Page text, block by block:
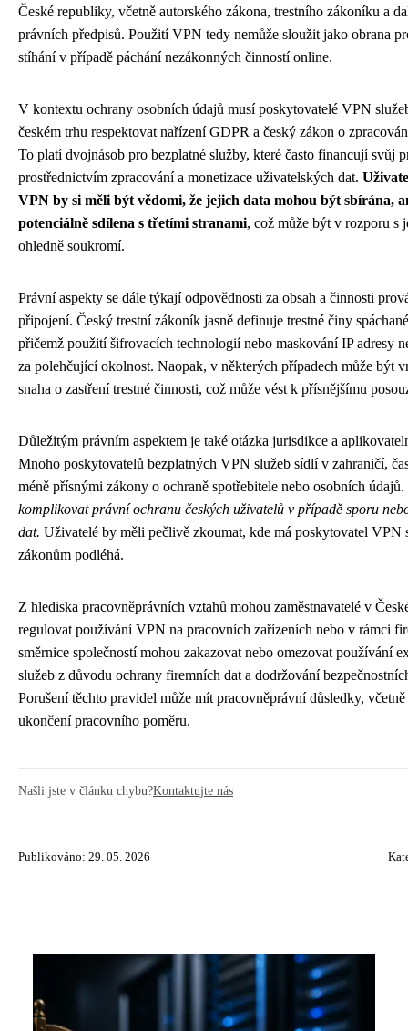
České republiky, včetně autorského zákona, trestního zákoníku a
právních předpisů. Použití VPN tedy nemůže sloužit jako obrana
stíhání v případě páchání nezákonných činností online.
V kontextu ochrany osobních údajů musí poskytovatelé VPN
českém trhu respektovat nařízení GDPR a český zákon o
To platí dvojnásob pro bezplatné služby, které často financují svůj
prostřednictvím zpracování a monetizace uživatelských dat.
VPN by si měli být vědomi, že jejich data mohou být sbírána,
potenciálně sdílena s třetími stranami, což může být v rozporu s
ohledně soukromí.
Právní aspekty se dále týkají odpovědnosti za obsah a činnosti
připojení. Český trestní zákoník jasně definuje trestné činy
přičemž použití šifrovacích technologií nebo maskování IP adresy
za polehčující okolnost. Naopak, v některých případech může být
snaha o zastření trestné činnosti, což může vést k přísnějšímu
Důležitým právním aspektem je také otázka jurisdikce a
Mnoho poskytovatelů bezplatných VPN služeb sídlí v zahraničí,
méně přísnými zákony o ochraně spotřebitele nebo osobních údajů.
komplikovat právní ochranu českých uživatelů v případě sporu
dat. Uživatelé by měli pečlivě zkoumat, kde má poskytovatel VPN
zákonům podléhá.
Z hlediska pracovněprávních vztahů mohou zaměstnavatelé v
regulovat používání VPN na pracovních zařízeních nebo v rámci
směrnice společností mohou zakazovat nebo omezovat používání
služeb z důvodu ochrany firemních dat a dodržování
Porušení těchto pravidel může mít pracovněprávní důsledky,
ukončení pracovního poměru.
Našli jste v článku chybu?Kontaktujte nás
Publikováno: 29. 05. 2026